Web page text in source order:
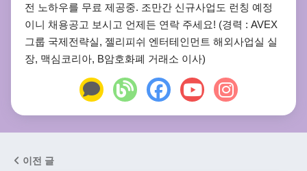
전 노하우를 무료 제공중. 조만간 신규사업도 런칭 예정
이니 채용공고 보시고 언제든 연락 주세요! (경력 : AVEX
그룹 국제전략실, 젤리피쉬 엔터테인먼트 해외사업실 실
장, 맥심코리아, B암호화폐 거래소 이사)
이전 글